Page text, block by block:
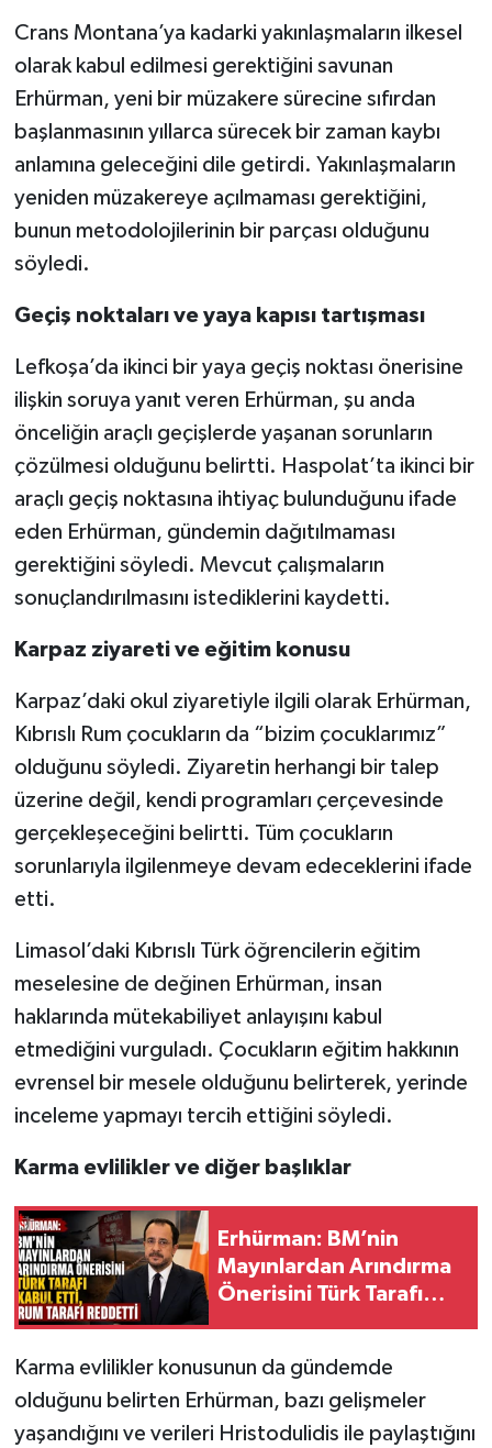
Crans Montana’ya kadarki yakınlaşmaların ilkesel
olarak kabul edilmesi gerektiğini savunan
Erhürman, yeni bir müzakere sürecine sıfırdan
başlanmasının yıllarca sürecek bir zaman kaybı
anlamına geleceğini dile getirdi. Yakınlaşmaların
yeniden müzakereye açılmaması gerektiğini,
bunun metodolojilerinin bir parçası olduğunu
söyledi.
Geçiş noktaları ve yaya kapısı tartışması
Lefkoşa’da ikinci bir yaya geçiş noktası önerisine
ilişkin soruya yanıt veren Erhürman, şu anda
önceliğin araçlı geçişlerde yaşanan sorunların
çözülmesi olduğunu belirtti. Haspolat’ta ikinci bir
araçlı geçiş noktasına ihtiyaç bulunduğunu ifade
eden Erhürman, gündemin dağıtılmaması
gerektiğini söyledi. Mevcut çalışmaların
sonuçlandırılmasını istediklerini kaydetti.
Karpaz ziyareti ve eğitim konusu
Karpaz’daki okul ziyaretiyle ilgili olarak Erhürman,
Kıbrıslı Rum çocukların da “bizim çocuklarımız”
olduğunu söyledi. Ziyaretin herhangi bir talep
üzerine değil, kendi programları çerçevesinde
gerçekleşeceğini belirtti. Tüm çocukların
sorunlarıyla ilgilenmeye devam edeceklerini ifade
etti.
Limasol’daki Kıbrıslı Türk öğrencilerin eğitim
meselesine de değinen Erhürman, insan
haklarında mütekabiliyet anlayışını kabul
etmediğini vurguladı. Çocukların eğitim hakkının
evrensel bir mesele olduğunu belirterek, yerinde
inceleme yapmayı tercih ettiğini söyledi.
Karma evlilikler ve diğer başlıklar
Erhürman: BM’nin
Mayınlardan Arındırma
Önerisini Türk Tarafı
Karma evlilikler konusunun da gündemde
olduğunu belirten Erhürman, bazı gelişmeler
yaşandığını ve verileri Hristodulidis ile paylaştığını